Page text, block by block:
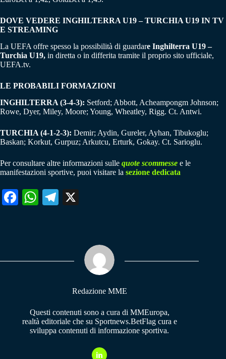
DOVE VEDERE INGHILTERRA U19 – TURCHIA U19 IN TV
E STREAMING
La UEFA offre spesso la possibilità di guardare Inghilterra U19 –
Turchia U19, in diretta o in differita tramite il proprio sito ufficiale,
UEFA.tv.
LE PROBABILI FORMAZIONI
INGHILTERRA (3-4-3): Setford; Abbott, Acheampongm Johnson;
Rowe, Dyer, Miley, Moore; Young, Wheatley, Rigg. Ct. Antwi.
TURCHIA (4-1-2-3): Demir; Aydin, Gureler, Ayhan, Tibukoglu;
Baskan; Korkut, Gurpuz; Arkutcu, Erturk, Gokay. Ct. Sarioglu.
Per consultare altre informazioni sulle quote scommesse e le
manifestazioni sportive, puoi visitare la sezione dedicata
Fa W
pp
Te
m
Redazione MME
Questi contenuti sono a cura di MMEuropa,
realtà editoriale che su Sportnews.BetFlag cura e
sviluppa contenuti di informazione sportiva.